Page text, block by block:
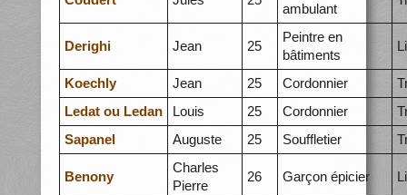
ambulant
Derighi Jean 25
Peintre en
bâtiments
Koechly Jean 25 Cordonnier
Ledat ou Ledan
Louis 25 Cordonnier
Sapanel
Auguste 25 Souffletier
Benony
Charles
Pierre
26 Garçon épicier